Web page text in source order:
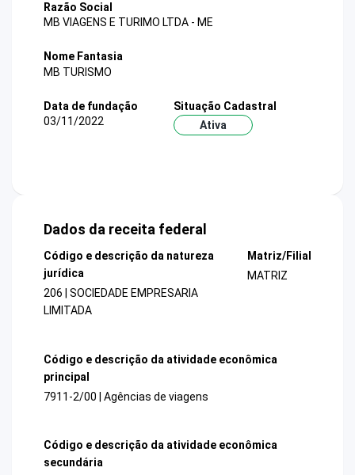
Razão Social
MB VIAGENS E TURIMO LTDA - ME
Nome Fantasia
MB TURISMO
Data de fundação
03/11/2022
Situação Cadastral
Ativa
Dados da receita federal
Código e descrição da natureza
jurídica
206 | SOCIEDADE EMPRESARIA
LIMITADA
Matriz/Filial
MATRIZ
Código e descrição da atividade econômica
principal
7911-2/00 | Agências de viagens
Código e descrição da atividade econômica
secundária